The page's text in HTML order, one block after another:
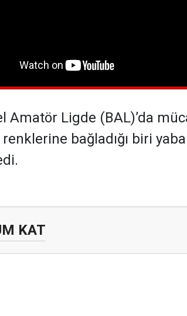
Amatör Ligde (BAL)’da
bağladığı biri
KAT